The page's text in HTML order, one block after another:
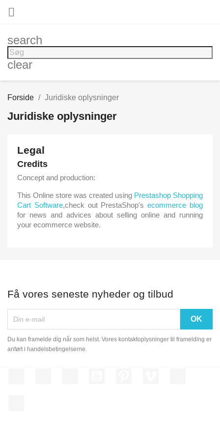

search
clear
Forside Juridiske oplysninger
Juridiske oplysninger
Legal
Credits
Concept and production:
This Online store was created using Prestashop Shopping
Cart Software,check out PrestaShop'secommerce blog
for news and advices about selling online and running
your ecommerce website.
Få vores seneste nyheder og tilbud
Du kan framelde dig når som helst. Vores kontaktoplysninger til framelding er
anført i handelsbetingelserne.